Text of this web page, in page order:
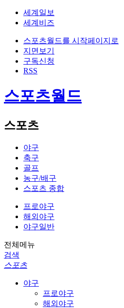
세계일보
세계비즈
스포츠월드를 시작페이지로
지면보기
구독신청
RSS
스포츠월드
스포츠
야구
축구
골프
농구/배구
스포츠 종합
프로야구
해외야구
야구일반
전체메뉴
검색
스포츠
야구
프로야구
해외야구